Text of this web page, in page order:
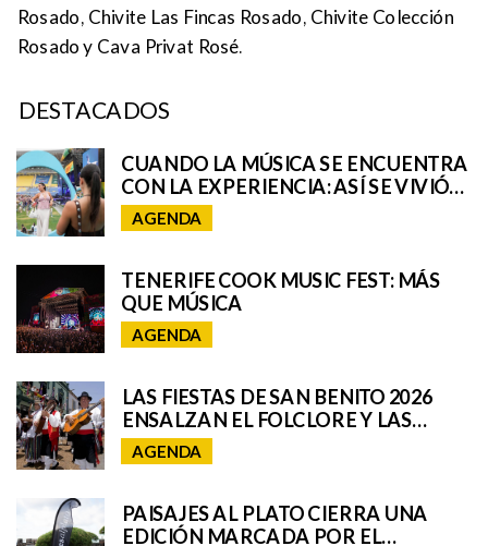
Rosado, Chivite Las Fincas Rosado, Chivite Colección
Rosado y Cava Privat Rosé.
DESTACADOS
CUANDO LA MÚSICA SE ENCUENTRA
CON LA EXPERIENCIA: ASÍ SE VIVIÓ
EL UNIVERSO REMIX DE IQOS EN EL
GRANCA LIVE FEST
AGENDA
TENERIFE COOK MUSIC FEST: MÁS
QUE MÚSICA
AGENDA
LAS FIESTAS DE SAN BENITO 2026
ENSALZAN EL FOLCLORE Y LAS
TRADICIONES DE TENERIFE E
INCORPORAN A SAN CRISTÓBAL A
AGENDA
PAISAJES AL PLATO CIERRA UNA
EDICIÓN MARCADA POR EL